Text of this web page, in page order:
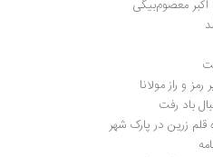
معصوم‌بیگی
و راز مولانا
باد رفت
زرین در پارک شهر